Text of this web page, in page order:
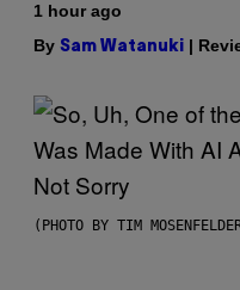
1 hour ago
By Sam Watanuki |
(PHOTO BY TIM